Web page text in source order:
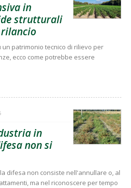
in
strutturali
patrimonio tecnico di rilievo per
ecco come potrebbe essere
in
non si
difesa non consiste nell'annullare o, al
ma nel riconoscere per tempo